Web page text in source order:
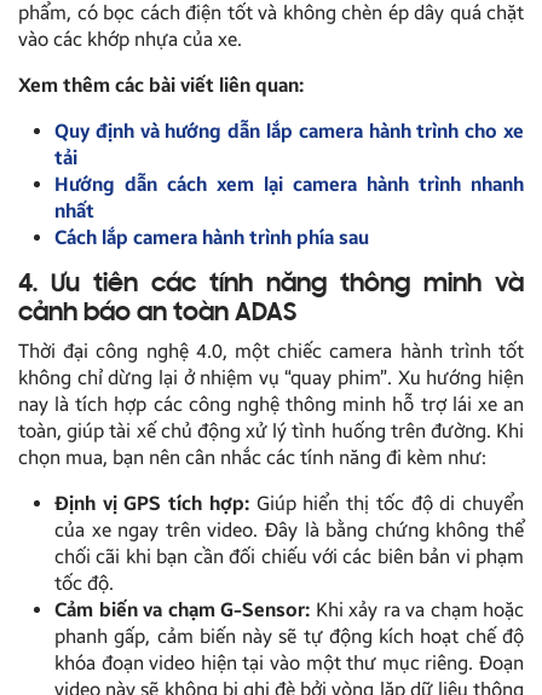
phẩm, có bọc cách điện tốt và không chèn ép dây quá chặt
vào các khớp nhựa của xe.
Xem thêm các bài viết liên quan:
Quy định và hướng dẫn lắp camera hành trình cho xe
tải
Hướng dẫn cách xem lại camera hành trình nhanh
nhất
Cách lắp camera hành trình phía sau
4. Ưu tiên các tính năng thông minh và
cảnh báo an toàn ADAS
Thời đại công nghệ 4.0, một chiếc camera hành trình tốt
không chỉ dừng lại ở nhiệm vụ “quay phim”. Xu hướng hiện
nay là tích hợp các công nghệ thông minh hỗ trợ lái xe an
toàn, giúp tài xế chủ động xử lý tình huống trên đường. Khi
chọn mua, bạn nên cân nhắc các tính năng đi kèm như:
Định vị GPS tích hợp:Giúp hiển thị tốc độ di chuyển
của xe ngay trên video. Đây là bằng chứng không thể
chối cãi khi bạn cần đối chiếu với các biên bản vi phạm
tốc độ.
Cảm biến va chạm G-Sensor: Khi xảy ra va chạm hoặc
phanh gấp, cảm biến này sẽ tự động kích hoạt chế độ
khóa đoạn video hiện tại vào một thư mục riêng. Đoạn
video này sẽ không bị ghi đè bởi vòng lặp dữ liệu thông